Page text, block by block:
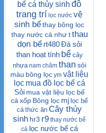
bể cá thủy sinh đồ
trang trí lọc nước vệ
sinh bểthay bông lọc
thay nước cá như t thau
dọn bể rt480 Đá sỏi
than hoạt tính bể cây
nhựa nam châm than sỏi
màu bông lọc ym vật liệu
lọc mua đồ lọc bể cá
Sỏi mua vật liệu lọc bể
cá xốp Bông lọc mj lọc bể
cá thức ăn Cây thủy
sinh hr3 r9 thay nước bể
cá lọc nước bể cá